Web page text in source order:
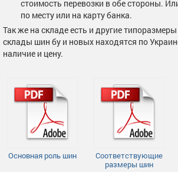
стоимость перевозки в обе стороны.
по месту или на карту банка.
Так же на складе есть и другие
склады шин бу и новых находятся по
наличие и цену.
Основная роль шин
Соответствующие
размеры шин